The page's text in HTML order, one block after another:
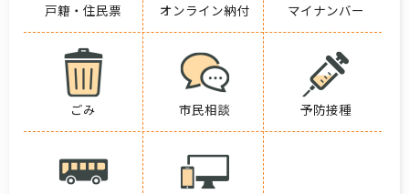
戸籍・住民票 オンライン納付 マイナンバー
ごみ 市民相談 予防接種